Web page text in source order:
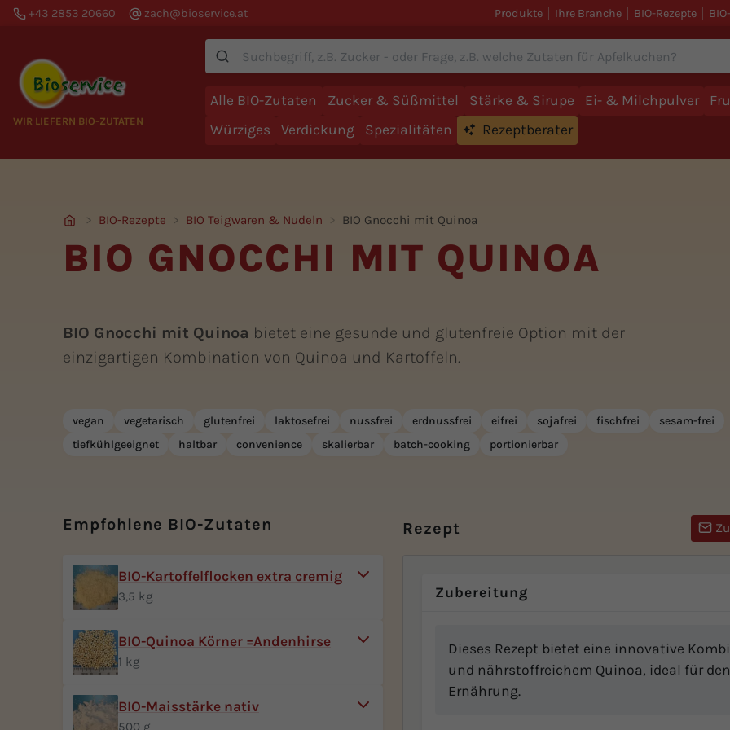
+43 2853 20660 zach@bioservice.at Produkte Ihre Branche BIO-Rezepte
WIR LIEFERN BIO-ZUTATEN
Suche
Alle BIO-Zutaten Zucker & Süßmittel Stärke & Sirupe Ei- & Milchpulver
Würziges
Verdickung Spezialitäten Rezeptberater
BIO-Rezepte BIO Teigwaren & Nudeln BIO Gnocchi mit Quinoa
BIO GNOCCHI MIT QUINOA
BIO Gnocchi mit Quinoa bietet eine gesunde und glutenfreie Option mit der
einzigartigen Kombination von Quinoa und Kartoffeln.
vegan vegetarisch glutenfrei laktosefrei nussfrei erdnussfrei eifrei sojafrei fischfrei
sesam-frei
tiefkühlgeeignet
haltbar convenience skalierbar batch-cooking portionierbar
Empfohlene BIO-Zutaten Rezept
BIO-Kartoffelflocken extra cremig
3,5 kg
BIO-Quinoa Körner =Andenhirse
1 kg
BIO-Maisstärke nativ
500 g
Zubereitung
Dieses Rezept bietet eine innovative
und nährstoffreichem Quinoa, ideal für
Ernährung.